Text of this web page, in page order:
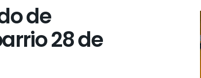
de
28 de